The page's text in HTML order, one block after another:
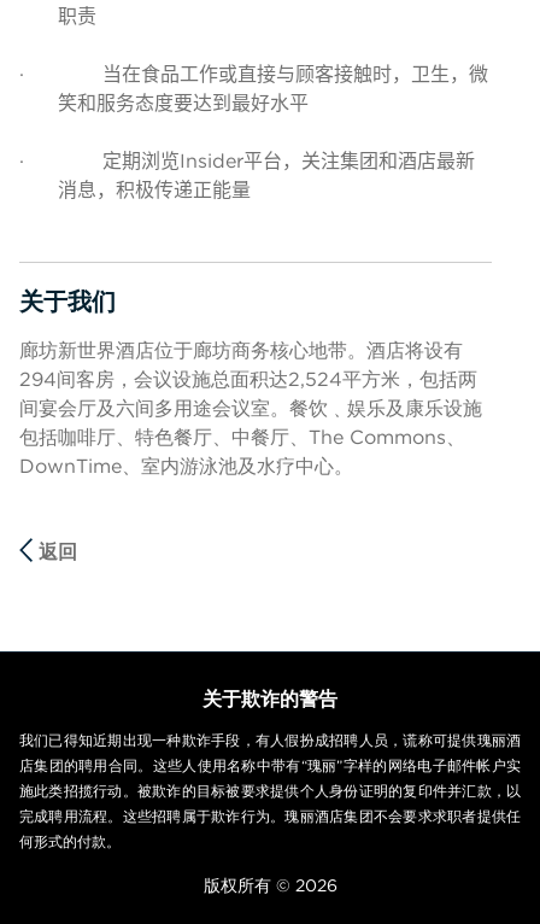
职责
·
当在食品工作或直接与顾客接触时，卫生，微
笑和服务态度要达到最好水平
· 定期浏览Insider平台，关注集团和酒店最新
消息，积极传递正能量
关于我们
按空格键或回车键来切换相应部分的可见性
廊坊新世界酒店位于廊坊商务核心地带。酒店将设有
294间客房，会议设施总面积达2,524平方米，包括两
间宴会厅及六间多用途会议室。餐饮﹑娱乐及康乐设施
包括咖啡厅、特色餐厅、中餐厅、The Commons、
DownTime、室内游泳池及水疗中心。
返回
关于欺诈的警告
我们已得知近期出现一种欺诈手段，有人假扮成招聘人员，谎称可提供瑰丽酒
店集团的聘用合同。这些人使用名称中带有“瑰丽”字样的网络电子邮件帐户实
施此类招揽行动。被欺诈的目标被要求提供个人身份证明的复印件并汇款，以
完成聘用流程。这些招聘属于欺诈行为。瑰丽酒店集团不会要求求职者提供任
何形式的付款。
版权所有 © 2026